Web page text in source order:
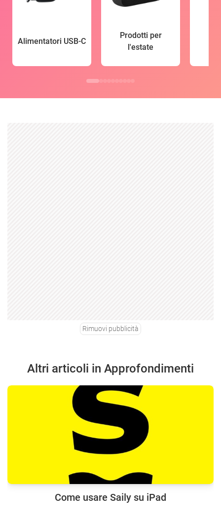
Alimentatori USB-C
Prodotti per
l'estate
Rimuovi pubblicità
Altri articoli in Approfondimenti
Come usare Saily su iPad